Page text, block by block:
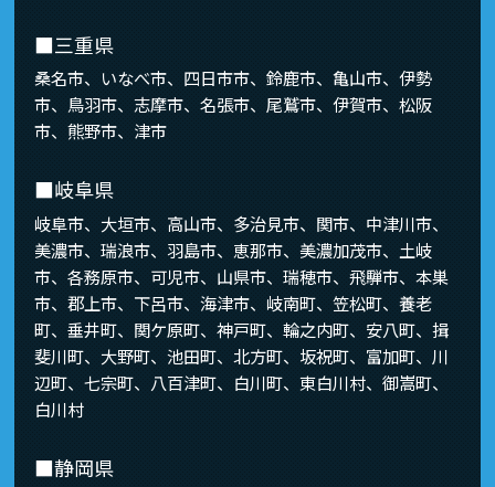
■三重県
桑名市、いなべ市、四日市市、鈴鹿市、亀山市、伊勢
市、鳥羽市、志摩市、名張市、尾鷲市、伊賀市、松阪
市、熊野市、津市
■岐阜県
岐阜市、大垣市、高山市、多治見市、関市、中津川市、
美濃市、瑞浪市、羽島市、恵那市、美濃加茂市、土岐
市、各務原市、可児市、山県市、瑞穂市、飛騨市、本巣
市、郡上市、下呂市、海津市、岐南町、笠松町、養老
町、垂井町、関ケ原町、神戸町、輪之内町、安八町、揖
斐川町、大野町、池田町、北方町、坂祝町、富加町、川
辺町、七宗町、八百津町、白川町、東白川村、御嵩町、
白川村
■静岡県